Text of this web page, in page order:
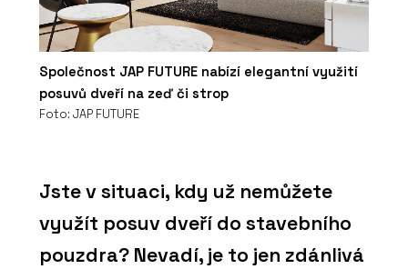
Společnost JAP FUTURE nabízí elegantní využití
posuvů dveří na zeď či strop
Foto: JAP FUTURE
Jste v situaci, kdy už nemůžete
využít posuv dveří do stavebního
pouzdra? Nevadí, je to jen zdánlivá